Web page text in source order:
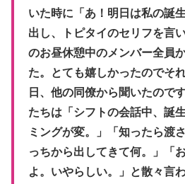
いた時に「あ！明日は私の誕
出し、トピタイのセリフを言
のお昼休憩中のメンバー全員
た。とても嬉しかったのでそ
日、他の同僚から聞いたので
たちは「シフトの会話中、誕
ミングが変。」「知ったら渡
っちから出してきて何。」「
よ。いやらしい。」と散々言